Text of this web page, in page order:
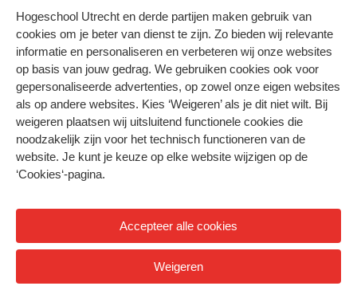
Hogeschool Utrecht en derde partijen maken gebruik van
cookies om je beter van dienst te zijn. Zo bieden wij relevante
informatie en personaliseren en verbeteren wij onze websites
op basis van jouw gedrag. We gebruiken cookies ook voor
gepersonaliseerde advertenties, op zowel onze eigen websites
als op andere websites. Kies ‘Weigeren’ als je dit niet wilt. Bij
weigeren plaatsen wij uitsluitend functionele cookies die
noodzakelijk zijn voor het technisch functioneren van de
website. Je kunt je keuze op elke website wijzigen op de
‘Cookies‘-pagina.
Accepteer alle cookies
Weigeren
HIER KOMT ALLES SAMEN
Privacy
Cookies